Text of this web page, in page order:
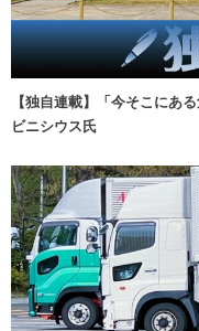
【独自連載】「今そこにあ
ビニシウス氏